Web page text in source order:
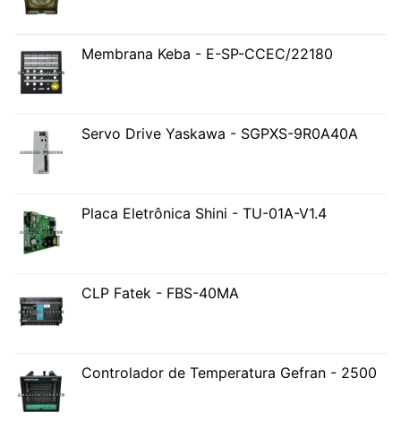
Membrana Keba - E-SP-CCEC/22180
Servo Drive Yaskawa - SGPXS-9R0A40A
Placa Eletrônica Shini - TU-01A-V1.4
CLP Fatek - FBS-40MA
Controlador de Temperatura Gefran - 2500